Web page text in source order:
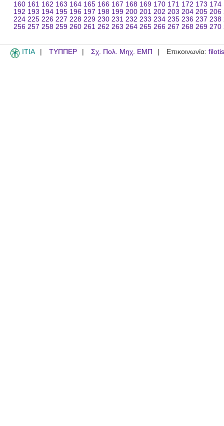
160 161 162 163 164 165 166 167 168 169 170 171 172 173 174
192 193 194 195 196 197 198 199 200 201 202 203 204 205 206
224 225 226 227 228 229 230 231 232 233 234 235 236 237 238
256 257 258 259 260 261 262 263 264 265 266 267 268 269 270
ITIA ΤΥΠΠΕΡ Σχ. Πολ. Μηχ. ΕΜΠ Επικοινωνία: